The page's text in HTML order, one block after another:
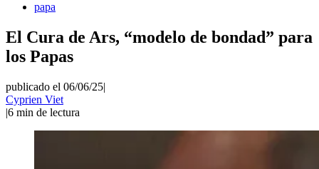
papa
El Cura de Ars, “modelo de bondad” para
los Papas
publicado el 06/06/25|
Cyprien Viet
|6 min de lectura